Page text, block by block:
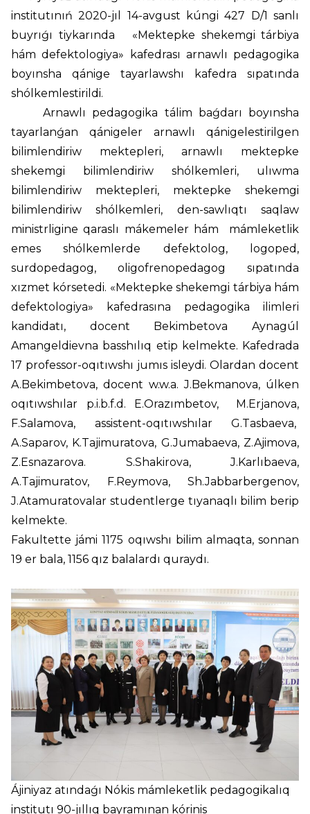
institutınıń 2020-jıl 14-avgust kúngi 427 D/1 sanlı
buyrıǵı tiykarında «Mektepke shekemgi tárbiya
hám defektologiya» kafedrası arnawlı pedagogika
boyınsha qánige tayarlawshı kafedra sıpatında
shólkemlestirildi.
Arnawlı pedagogika tálim baǵdarı boyınsha
tayarlanǵan qánigeler arnawlı qánigelestirilgen
bilimlendiriw mektepleri, arnawlı mektepke
shekemgi bilimlendiriw shólkemleri, ulıwma
bilimlendiriw mektepleri, mektepke shekemgi
bilimlendiriw shólkemleri, den-sawlıqtı saqlaw
ministrligine qaraslı mákemeler hám mámleketlik
emes shólkemlerde defektolog, logoped,
surdopedagog, oligofrenopedagog sıpatında
xızmet kórsetedi. «Mektepke shekemgi tárbiya hám
defektologiya» kafedrasına pedagogika ilimleri
kandidatı, docent Bekimbetova Aynagúl
Amangeldievna basshılıq etip kelmekte. Kafedrada
17 professor-oqıtıwshı jumıs isleydi. Olardan docent
A.Bekimbetova, docent w.w.a. J.Bekmanova, úlken
oqıtıwshılar p.i.b.f.d. E.Orazımbetov, M.Erjanova,
F.Salamova, assistent-oqıtıwshılar G.Tasbaeva,
A.Saparov, K.Tajimuratova, G.Jumabaeva, Z.Ajimova,
Z.Esnazarova. S.Shakirova, J.Karlıbaeva,
A.Tajimuratov, F.Reymova, Sh.Jabbarbergenov,
J.Atamuratovalar studentlerge tıyanaqlı bilim berip
kelmekte.
Fakultette jámi 1175 oqıwshı bilim almaqta, sonnan
19 er bala, 1156 qız balalardı quraydı.
Ájiniyaz atındaǵı Nókis mámleketlik pedagogikalıq
institutı 90-jıllıq bayramınan kórinis